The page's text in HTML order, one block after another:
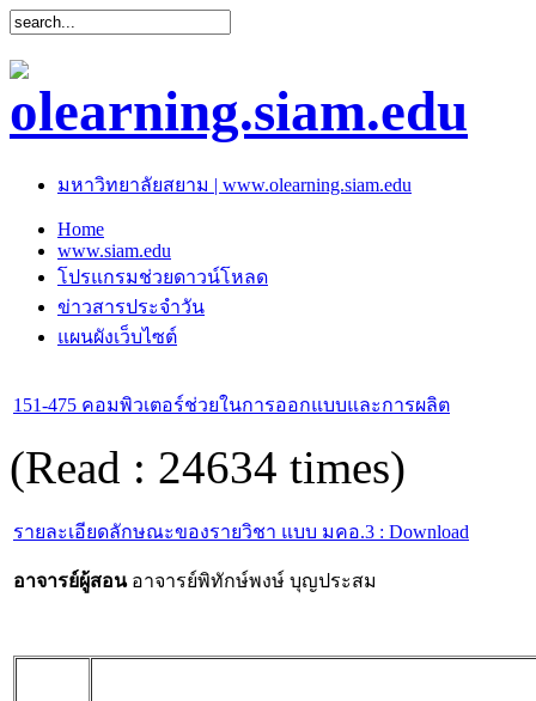
มหาวิทยาลัยสยาม | www.olearning.siam.edu
Home
www.siam.edu
โปรแกรมช่วยดาวน์โหลด
ข่าวสารประจำวัน
แผนผังเว็บไซต์
151-475 คอมพิวเตอร์ช่วยในการออกแบบและการผลิต
(Read : 24634 times)
รายละเอียดลักษณะของรายวิชา แบบ มคอ.3 : Download
อาจารย์ผู้สอนอาจารย์พิทักษ์พงษ์ บุญประสม